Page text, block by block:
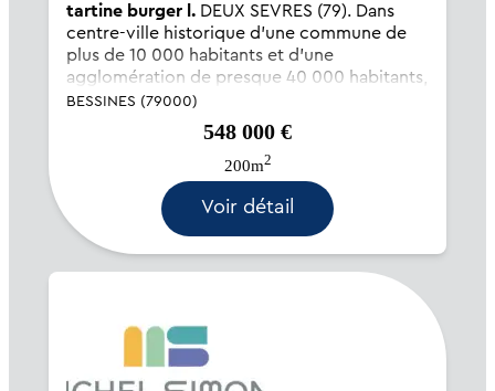
tartine burger l.DEUX SEVRES (79). Dans
centre-ville historique d'une commune de
plus de 10 000 habitants et d'une
agglomération de presque 40 000 habitants,
à 1 heure de plusieurs sites touristiques
(Marais Poitevin, Puy Du Fou, Futuroscope).
Bel établissement avec...
BESSINES (79000)
548 000 €
200m2
Voir détail